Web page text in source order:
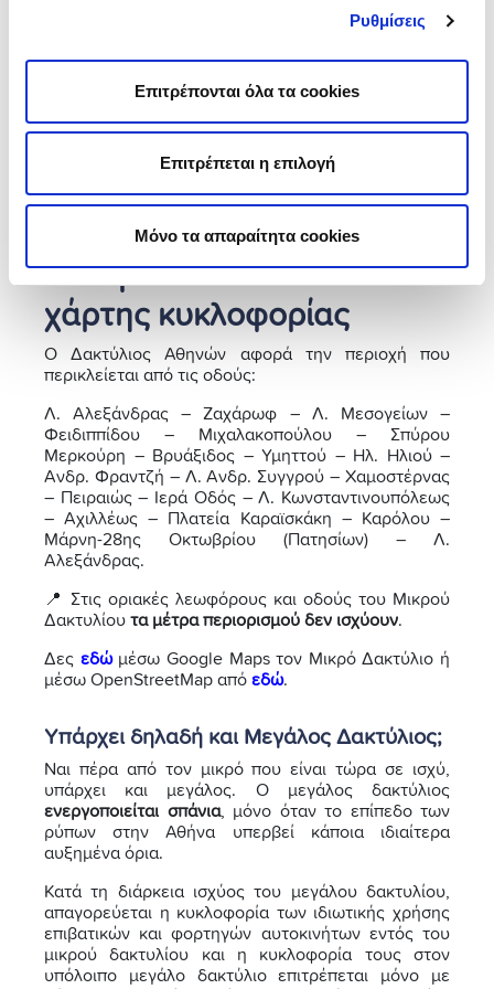
Ρυθμίσεις
Επιτρέπονται όλα τα cookies
Επιτρέπεται η επιλογή
Μόνο τα απαραίτητα cookies
δεν εφαρμόζεται, η
Μονά ή ζυγά κυκλοφορούν σήμερα;
Τις άρτιες (ζυγές) ημερομηνίες κυκλοφορούν τα
σε 0,2,4,6,8 και τις περιττές (μονές) τα αυτοκίνητα
που ο αριθμός κυκλοφορίας τους τελειώνει σε
1,3,5,7,9.
#5 Όρια Δακτυλίου &
χάρτης κυκλοφορίας
Ο Δακτύλιος Αθηνών αφορά την περιοχή που
περικλείεται από τις οδούς:
Λ. Αλεξάνδρας – Ζαχάρωφ – Λ. Μεσογείων –
Φειδιππίδου – Μιχαλακοπούλου – Σπύρου
Μερκούρη – Βρυάξιδος – Υμηττού – Ηλ. Ηλιού –
Ανδρ. Φραντζή – Λ. Ανδρ. Συγγρού – Χαμοστέρνας
– Πειραιώς – Ιερά Οδός – Λ. Κωνσταντινουπόλεως
– Αχιλλέως – Πλατεία Καραϊσκάκη – Καρόλου –
Μάρνη-28ης Οκτωβρίου (Πατησίων) – Λ.
Αλεξάνδρας.
📍 Στις οριακές λεωφόρους και οδούς του Μικρού
Δακτυλίου τα μέτρα περιορισμού δεν ισχύουν.
Δες εδώμέσω Google Maps τον Μικρό Δακτύλιο ή
μέσω OpenStreetMap από εδώ.
Υπάρχει δηλαδή και Μεγάλος Δακτύλιος;
Ναι πέρα από τον μικρό που είναι τώρα σε ισχύ,
υπάρχει και μεγάλος. Ο μεγάλος δακτύλιος
ενεργοποιείται σπάνια, μόνο όταν το επίπεδο των
ρύπων στην Αθήνα υπερβεί κάποια ιδιαίτερα
αυξημένα όρια.
Κατά τη διάρκεια ισχύος του μεγάλου δακτυλίου,
απαγορεύεται η κυκλοφορία των ιδιωτικής χρήσης
επιβατικών και φορτηγών αυτοκινήτων εντός του
μικρού δακτυλίου και η κυκλοφορία τους στον
υπόλοιπο μεγάλο δακτύλιο επιτρέπεται μόνο με